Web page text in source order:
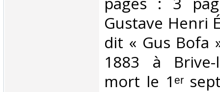
Gustave Henri
dit « Gus Bofa
1883 à Brive-
mort le 1ᵉʳ